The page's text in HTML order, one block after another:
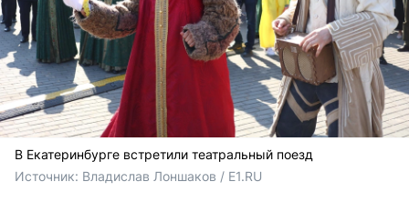
В Екатеринбурге встретили театральный поезд
Источник: Владислав Лоншаков / E1.RU